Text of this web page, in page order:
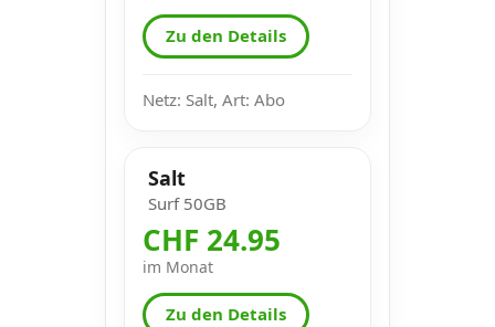
Zu den Details
Netz: Salt, Art: Abo
Salt
Surf 50GB
CHF 24.95
im Monat
Zu den Details